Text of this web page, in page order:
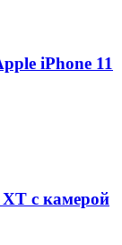
iPhone 11
с камерой